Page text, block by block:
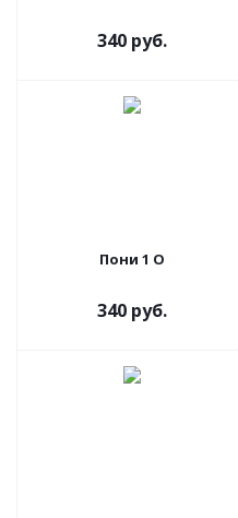
340 руб.
Пони 1 О
340 руб.